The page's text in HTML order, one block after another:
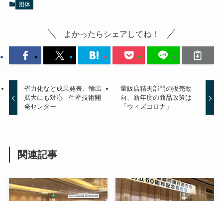
団体
よかったらシェアしてね！
省力化など成果発表、輸出
拡大にも対応---生産技術開
発センター
量販店精肉部門の販売動
向、新年度の商品政策は
「ウィズコロナ」
関連記事